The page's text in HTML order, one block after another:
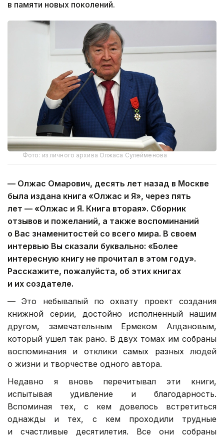
в памяти новых поколений.
Фото: из личного архива Олжаса Сулейменова
— Олжас Омарович, десять лет назад в Москве
была издана книга «Олжас и Я», через пять
лет — «Олжас и Я. Книга вторая». Сборник
отзывов и пожеланий, а также воспоминаний
о Вас знаменитостей со всего мира. В своем
интервью Вы сказали буквально: «Более
интересную книгу не прочитал в этом году».
Расскажите, пожалуйста, об этих книгах
и их создателе.
— Это небывалый по охвату проект создания
книжной серии, достойно исполненный нашим
другом, замечательным Ермеком Алдановым,
который ушел так рано. В двух томах им собраны
воспоминания и отклики самых разных людей
о жизни и творчестве одного автора.
Недавно я вновь перечитывал эти книги,
испытывая удивление и благодарность.
Вспоминая тех, с кем довелось встретиться
однажды и тех, с кем проходили трудные
и счастливые десятилетия. Все они собраны